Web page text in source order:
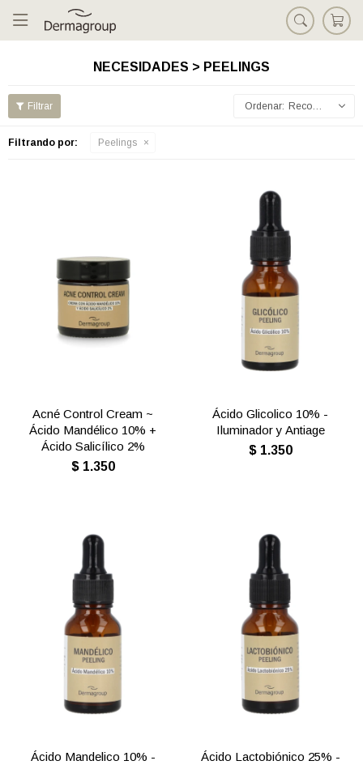

NECESIDADES > PEELINGS
Recomendados
Filtrando por: Peelings
Acné Control Cream ~
Ácido Mandélico 10% +
Ácido Salicílico 2%
$ 1.350
Ácido Glicolico 10% -
Iluminador y Antiage
$ 1.350
Ácido Mandelico 10% -
Ácido Lactobiónico 25% -